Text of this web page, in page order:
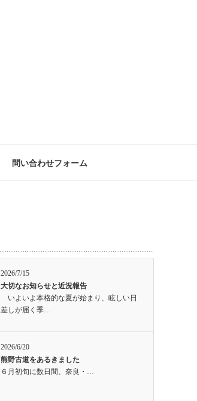
問い合わせフォーム
2026/7/15
大切なお知らせと近況報告
いよいよ本格的な夏が始まり、眩しい日
差しが届く季…
2026/6/20
熊野古道をあるきました
６月初旬に数日間、奈良・…